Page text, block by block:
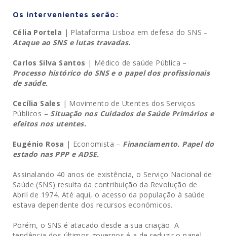
Os intervenientes serão:
Célia Portela | Plataforma Lisboa em defesa do SNS –
Ataque ao SNS e lutas travadas.
Carlos Silva Santos | Médico de saúde Pública –
Processo histórico do SNS e o papel dos profissionais
de saúde.
Cecília Sales | Movimento de Utentes dos Serviços
Públicos – Situação nos Cuidados de Saúde Primários e
efeitos nos utentes.
Eugénio Rosa | Economista – Financiamento. Papel do
estado nas PPP e ADSE.
Assinalando 40 anos de existência, o Serviço Nacional de
Saúde (SNS) resulta da contribuição da Revolução de
Abril de 1974. Até aqui, o acesso da população à saúde
estava dependente dos recursos económicos.
Porém, o SNS é atacado desde a sua criação. A